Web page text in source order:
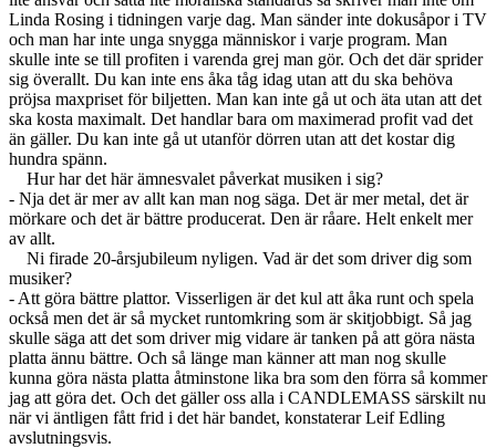
Linda Rosing i tidningen varje dag. Man sänder inte dokusåpor i TV
och man har inte unga snygga människor i varje program. Man
skulle inte se till profiten i varenda grej man gör. Och det där sprider
sig överallt. Du kan inte ens åka tåg idag utan att du ska behöva
pröjsa maxpriset för biljetten. Man kan inte gå ut och äta utan att det
ska kosta maximalt. Det handlar bara om maximerad profit vad det
än gäller. Du kan inte gå ut utanför dörren utan att det kostar dig
hundra spänn.
Hur har det här ämnesvalet påverkat musiken i sig?
- Nja det är mer av allt kan man nog säga. Det är mer metal, det är
mörkare och det är bättre producerat. Den är råare. Helt enkelt mer
av allt.
Ni firade 20-årsjubileum nyligen. Vad är det som driver dig som
musiker?
- Att göra bättre plattor. Visserligen är det kul att åka runt och spela
också men det är så mycket runtomkring som är skitjobbigt. Så jag
skulle säga att det som driver mig vidare är tanken på att göra nästa
platta ännu bättre. Och så länge man känner att man nog skulle
kunna göra nästa platta åtminstone lika bra som den förra så kommer
jag att göra det. Och det gäller oss alla i CANDLEMASS särskilt nu
när vi äntligen fått frid i det här bandet, konstaterar Leif Edling
avslutningsvis.